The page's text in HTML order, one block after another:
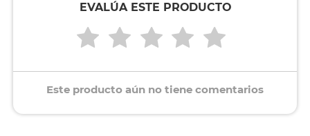
EVALÚA ESTE PRODUCTO
Este producto aún no tiene comentarios